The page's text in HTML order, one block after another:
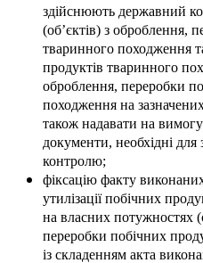
здійснюють державний
(об’єктів) з оброблення,
тваринного походження
продуктів тваринного
оброблення, переробки
походження на
також надавати на
документи, необхідні
контролю;
фіксацію факту
утилізації побічних
на власних потужностях
переробки побічних
із складенням акта